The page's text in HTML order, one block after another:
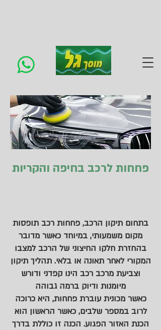
פחחות לרכב בחיפה והקריות
בתחום תיקון הרכב, פחחות רכב תופסות
מקום משמעותי, במיוחד כאשר מדובר
בהחזרת חלקו החיצוני של הרכב למצבו
המקורי לאחר תאונה או בלאי. תהליך תיקון
וצביעת מרכב רכב הינו קפדני ודורש
מיומנות ודיוק ברמה גבוהה
כאשר מכונית עוברת פחחות, היא כרוכה
לרוב במספר שלבים, כאשר הראשון הוא
הכנת האזור הפגוע. הכנה זו כוללת בדרך